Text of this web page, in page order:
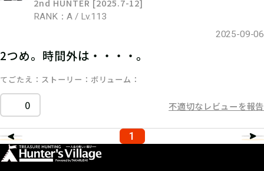
2nd HUNTER [2025.7-12]
RANK：A / Lv.113
2025-09-06
2つめ。時間外は・・・・。
てごたえ ストーリー ボリューム
0 不適切なレビューを報告
1